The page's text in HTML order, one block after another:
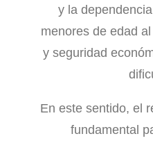
y la
menores de edad
y seguridad
En este sentido, el
fundamental